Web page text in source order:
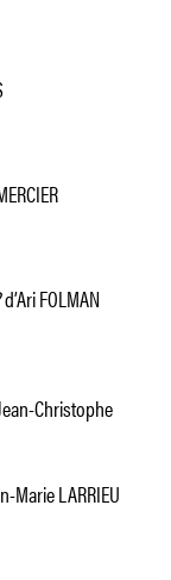
d’Ari FOLMAN
Christophe
Marie LARRIEU